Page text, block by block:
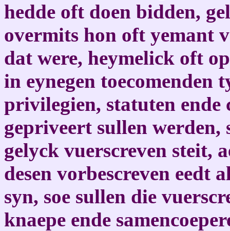
hedde oft doen bidden,
overmits hon oft yemant
dat were, heymelick oft
in eynegen toecomenden
privilegien, statuten ende
gepriveert sullen werden,
gelyck vuerscreven steit,
desen vorbescreven eedt
syn, soe sullen die
knaepe ende